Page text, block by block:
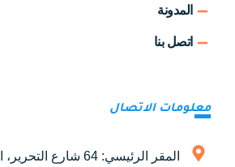
المدونة
اتصل بنا
معلومات الاتصال
المقر الرئيسي: 64 شارع